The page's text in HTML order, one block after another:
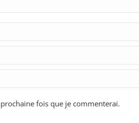
fois que je commenterai.